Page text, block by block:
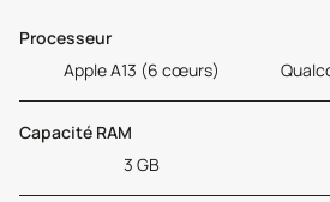
Processeur
Apple A13 (6 cœurs)
Capacité RAM
3 GB